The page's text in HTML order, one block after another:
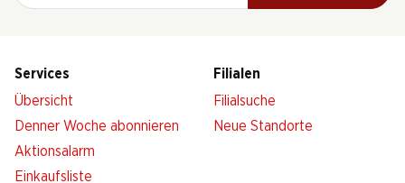
Services
Übersicht
Denner Woche abonnieren
Aktionsalarm
Einkaufsliste
Filialen
Filialsuche
Neue Standorte